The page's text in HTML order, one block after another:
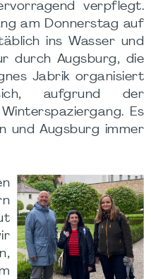
verpflegt.
am Donnerstag auf
ins Wasser und
durch Augsburg, die
Jabrik organisiert
aufgrund der
Es
und Augsburg immer